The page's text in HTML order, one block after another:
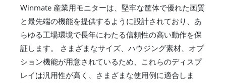
Winmate 産業用モニターは、堅牢な筐体で優れた画質
と最先端の機能を提供するように設計されており、あ
らゆる工場環境で長年にわたる信頼性の高い動作を保
証します。 さまざまなサイズ、ハウジング素材、オプ
ション機能が用意されているため、これらのディスプ
レイは汎用性が高く、さまざまな使用例に適合しま